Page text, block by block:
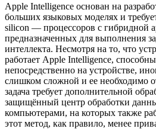
Apple Intelligence основан на
больших языковых моделях и
silicon — процессоров с гибридной
предназначенных для выполнения
интеллекта. Несмотря на то, что
работает Apple Intelligence,
непосредственно на устройстве,
слишком сложной и ее необходимо
задача требует дополнительной
защищённый центр обработки
компьютерами, на которых также
этот метод, как правило, менее